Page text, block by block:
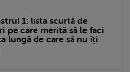
1: lista scurtă de
pe care merită să le faci
lungă de care să nu îți